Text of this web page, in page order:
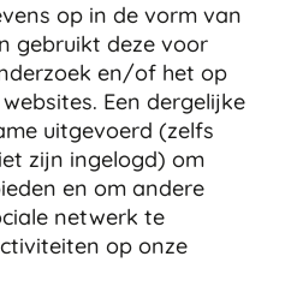
op in de vorm van
gebruikt deze voor
en/of het op
Een dergelijke
uitgevoerd (zelfs
zijn ingelogd) om
en om andere
netwerk te
op onze